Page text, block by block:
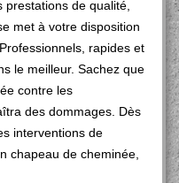
de qualité,
met à votre disposition
rapides et
le meilleur. Sachez que
contre les
des dommages. Dès
interventions de
chapeau de cheminée,